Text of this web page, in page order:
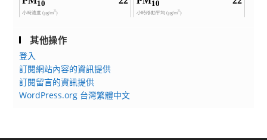
其他操作
登入
訂閱網站內容的資訊提供
訂閱留言的資訊提供
WordPress.org 台灣繁體中文